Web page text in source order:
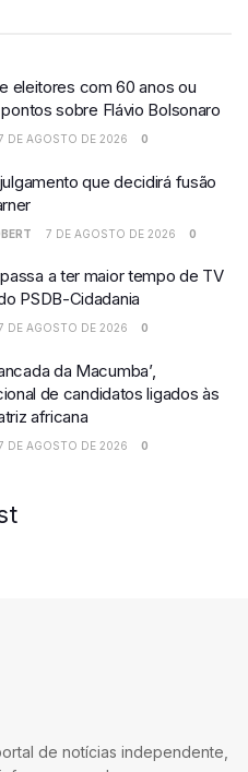
eleitores com 60 anos ou
sobre Flávio Bolsonaro
DE AGOSTO DE 2026 0
que decidirá fusão
7 DE AGOSTO DE 2026 0
a ter maior tempo de TV
PSDB-Cidadania
DE AGOSTO DE 2026 0
da Macumba’,
de candidatos ligados às
africana
DE AGOSTO DE 2026 0
de notícias independente,